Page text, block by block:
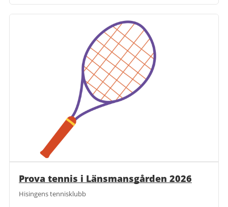
Prova tennis i Länsmansgården 2026
Hisingens tennisklubb